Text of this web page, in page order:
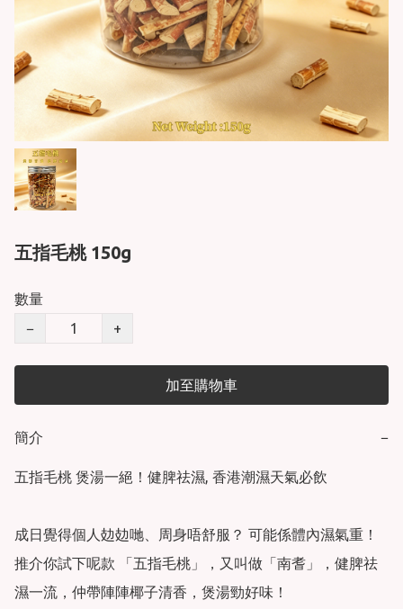
五指毛桃 150g
數量
−
+
加至購物車
簡介 −
五指毛桃 煲湯一絕！健脾祛濕, 香港潮濕天氣必飲
成日覺得個人攰攰哋、周身唔舒服？ 可能係體內濕氣重！
推介你試下呢款 「五指毛桃」，又叫做「南耆」，健脾祛
濕一流，仲帶陣陣椰子清香，煲湯勁好味！